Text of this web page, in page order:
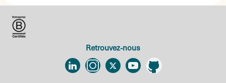
Retrouvez-nous
LinkedinInstagram
TwitterYouTubeGithub